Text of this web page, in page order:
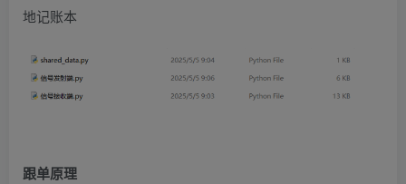
地记账本
跟单原理